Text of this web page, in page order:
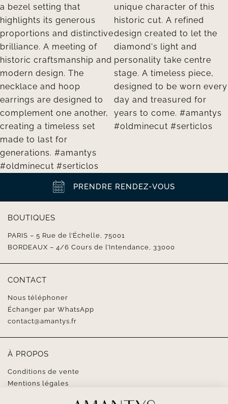
PRENDRE RENDEZ-VOUS
BOUTIQUES
PARIS – 5 Rue de l’Échelle, 75001
BORDEAUX – 4/6 Cours de l’Intendance, 33000
CONTACT
Nous téléphoner
Échanger par WhatsApp
contact@amantys.fr
À PROPOS
Conditions de vente
Mentions légales